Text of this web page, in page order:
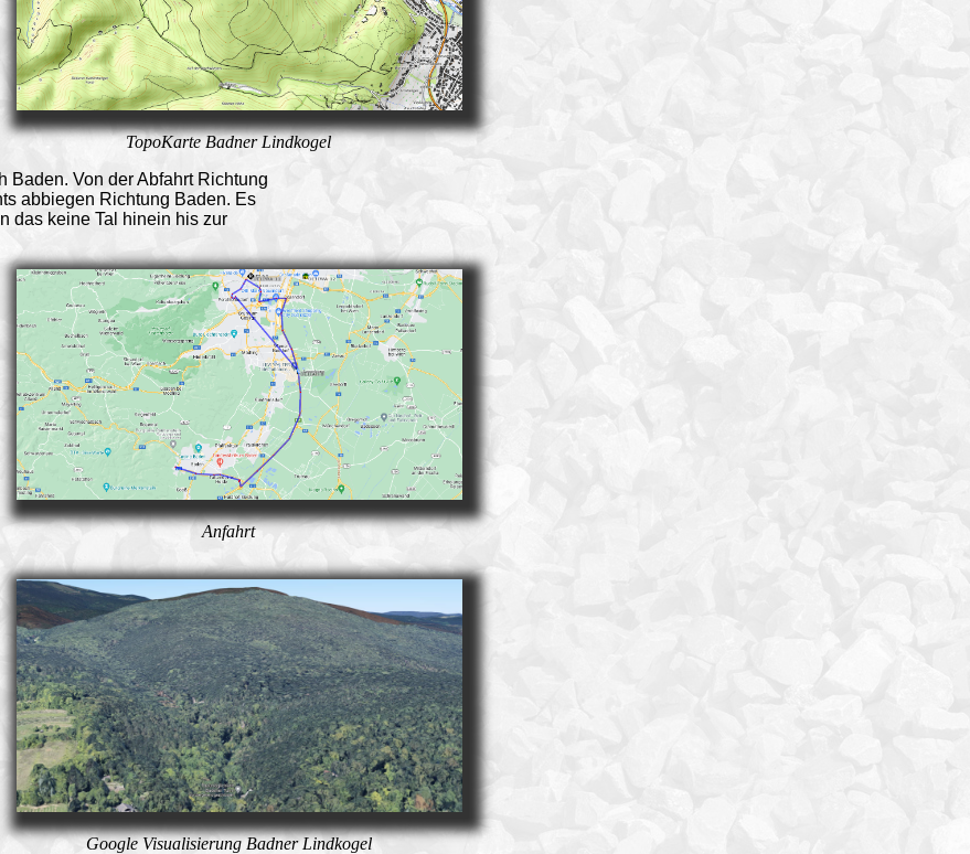
TopoKarte Badner Lindkogel
Baden. Von der Abfahrt Richtung
abbiegen Richtung Baden. Es
das keine Tal hinein his zur
Anfahrt
Google Visualisierung Badner Lindkogel